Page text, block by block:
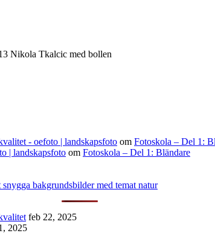
Nikola Tkalcic med bollen
- oefoto | landskapsfoto om Fotoskola – Del 1:
| landskapsfoto om Fotoskola – Del 1: Bländare
bakgrundsbilder med temat natur
feb 22, 2025
2025